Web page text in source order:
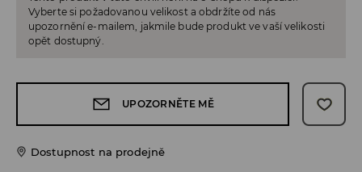
Vyberte si požadovanou velikost a obdržíte od nás
upozornění e-mailem, jakmile bude produkt ve vaší velikosti
opět dostupný.
UPOZORNĚTE MĚ
Dostupnost na prodejně